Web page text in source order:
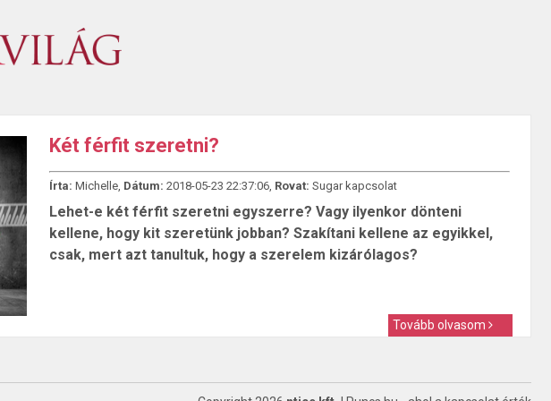
Két férfit szeretni?
Írta: Michelle, Dátum: 2018-05-23 22:37:06, Rovat: Sugar kapcsolat
Lehet-e két férfit szeretni egyszerre? Vagy ilyenkor dönteni
kellene, hogy kit szeretünk jobban? Szakítani kellene az egyikkel,
csak, mert azt tanultuk, hogy a szerelem kizárólagos?
Tovább olvasom